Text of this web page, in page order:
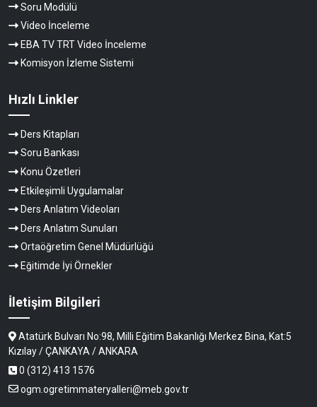
Soru Modülü
Video İnceleme
EBA TV TRT Video İnceleme
Komisyon İzleme Sistemi
Hızlı Linkler
Ders Kitapları
Soru Bankası
Konu Özetleri
Etkileşimli Uygulamalar
Ders Anlatım Videoları
Ders Anlatım Sunuları
Ortaöğretim Genel Müdürlüğü
Eğitimde İyi Örnekler
İletişim Bilgileri
Atatürk Bulvarı No:98, Milli Eğitim Bakanlığı Merkez Bina, Kat:5
Kızılay / ÇANKAYA / ANKARA
0 (312) 413 1576
ogm.ogretimmateryalleri@meb.gov.tr